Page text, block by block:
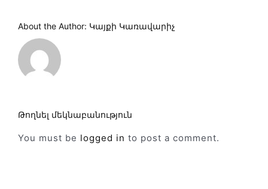
About the Author: Կայքի Կառավարիչ
Թողնել մեկնաբանություն
You must be logged in to post a comment.